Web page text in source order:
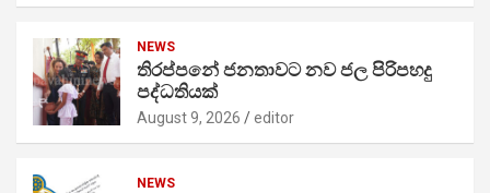
NEWS
තිරප්පනේ ජනතාවට නව ජල පිරිපහදු
පද්ධතියක්
August 9, 2026 editor
NEWS